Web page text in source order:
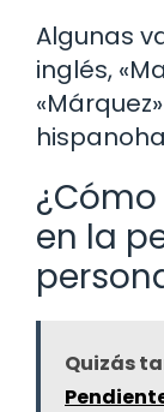
Algunas
inglés,
en la
Quizás